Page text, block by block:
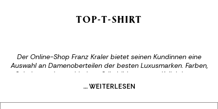
TOP-T-SHIRT
Der Online-Shop Franz Kraler bietet seinen Kundinnen eine
Auswahl an Damenoberteilen der besten Luxusmarken. Farben,
Schnitte und verschiedene Stile bilden unsere Kollektion von
Damenoberteilen und -tanktops, die für die Frau gedacht sind,
Hergestellt aus hochwertigen Materialien und veredelt mit
... WEITERLESEN